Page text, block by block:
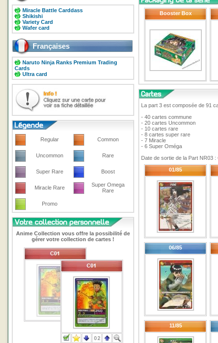
Miracle Battle Carddass
Shikishi
Variety Card
Wafer card
Françaises
Naruto Ninja Ranks Premium Trading
Cards
Ultra card
Regular Common
Uncommon Rare
Super Rare Boost
Miracle Rare
Super Omega
Rare
Promo
Anime Collection vous offre la possibilité de
gérer votre collection de cartes !
Booster Box
La part 3 est composée de 91
- 40 cartes commune
- 20 cartes Uncommon
- 10 cartes rare
- 8 cartes super rare
- 7 Miracle
- 6 Super Oméga
Date de sortie de la Part NR03
01/85
06/85
11/85